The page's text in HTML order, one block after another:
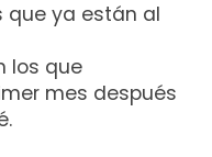
que ya están al
los que
mes después